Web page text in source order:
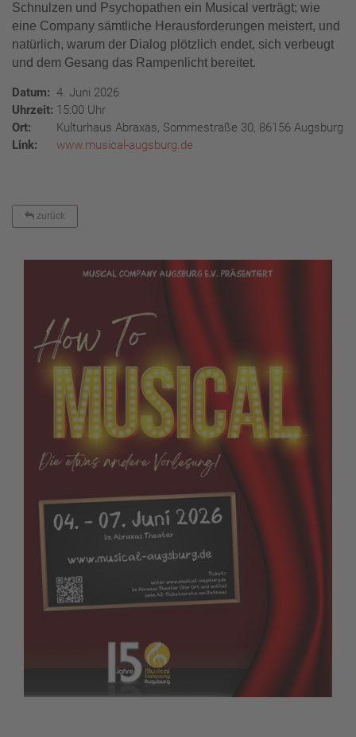
Schnulzen und Psychopathen ein Musical verträgt; wie
eine Company sämtliche Herausforderungen meistert, und
natürlich, warum der Dialog plötzlich endet, sich verbeugt
und dem Gesang das Rampenlicht bereitet.
Datum: 4. Juni 2026
Uhrzeit: 15:00 Uhr
Ort:
Kulturhaus Abraxas, Sommestraße 30, 86156 Augsburg
Link:
www.musical-augsburg.de
zurück